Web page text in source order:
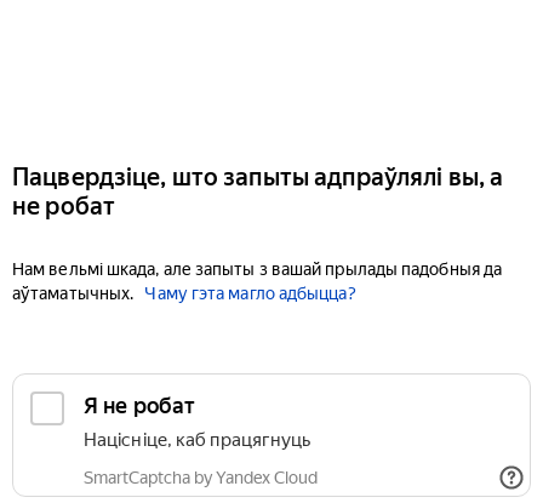
Пацвердзіце, што запыты адпраўлялі вы, а
не робат
Нам вельмі шкада, але запыты з вашай прылады падобныя да
аўтаматычных.
Чаму гэта магло адбыцца?
Я не робат
Націсніце, каб працягнуць
SmartCaptcha by Yandex Cloud